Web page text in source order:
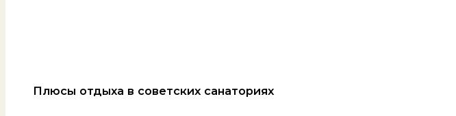
Плюсы отдыха в советских санаториях